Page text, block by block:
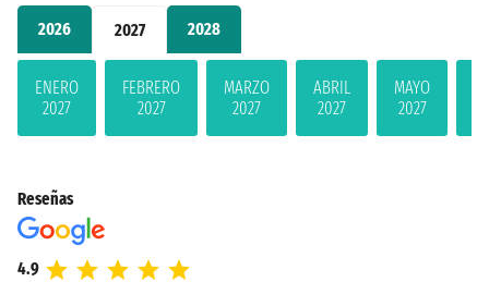
2026 2027 2028
ENERO
2027
FEBRERO
2027
MARZO
2027
ABRIL
2027
MAYO
2027
Reseñas
4.9